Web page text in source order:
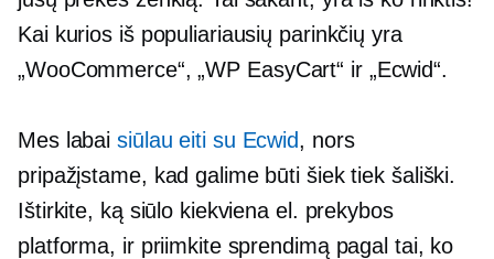
Kai kurios iš populiariausių parinkčių yra
„WooCommerce“, „WP EasyCart“ ir „Ecwid“.
Mes labaisiūlau eiti su Ecwid, nors
pripažįstame, kad galime būti šiek tiek šališki.
Ištirkite, ką siūlo kiekviena el. prekybos
platforma, ir priimkite sprendimą pagal tai, ko